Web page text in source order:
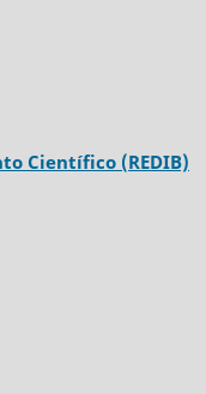
Científico (REDIB)